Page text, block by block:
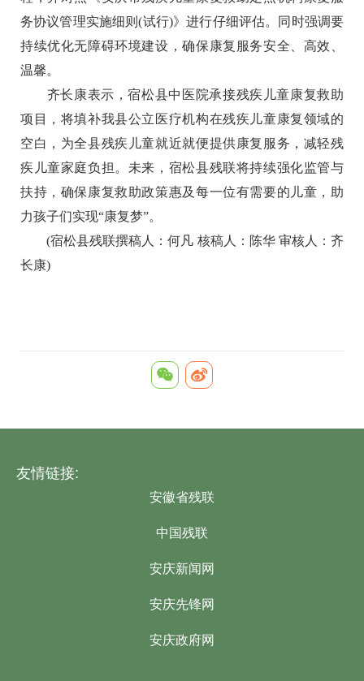
务协议管理实施细则(试行)》进行仔细评估。同时强调要
持续优化无障碍环境建设，确保康复服务安全、高效、
温馨。
齐长康表示，宿松县中医院承接残疾儿童康复救助
项目，将填补我县公立医疗机构在残疾儿童康复领域的
空白，为全县残疾儿童就近就便提供康复服务，减轻残
疾儿童家庭负担。未来，宿松县残联将持续强化监管与
扶持，确保康复救助政策惠及每一位有需要的儿童，助
力孩子们实现“康复梦”。
(宿松县残联撰稿人：何凡 核稿人：陈华 审核人：齐
长康)
友情链接:
安徽省残联
中国残联
安庆新闻网
安庆先锋网
安庆政府网